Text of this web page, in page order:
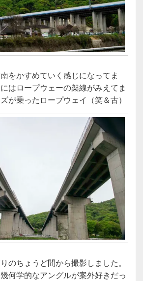
をかすめていく感じになってま
はロープウェーの架線がみえてま
が乗ったロープウェイ（笑＆古）
のちょうど間から撮影しました。
何学的なアングルが案外好きだっ